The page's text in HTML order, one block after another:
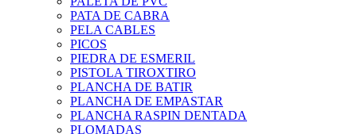
PATA DE CABRA
PELA CABLES
PICOS
PIEDRA DE ESMERIL
PISTOLA TIROXTIRO
PLANCHA DE BATIR
PLANCHA DE EMPASTAR
PLANCHA RASPIN DENTADA
PLOMADAS